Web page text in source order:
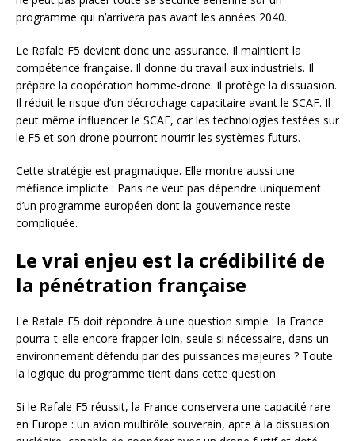
programme qui n’arrivera pas avant les années 2040.
Le Rafale F5 devient donc une assurance. Il maintient la
compétence française. Il donne du travail aux industriels. Il
prépare la coopération homme-drone. Il protège la dissuasion.
Il réduit le risque d’un décrochage capacitaire avant le SCAF. Il
peut même influencer le SCAF, car les technologies testées sur
le F5 et son drone pourront nourrir les systèmes futurs.
Cette stratégie est pragmatique. Elle montre aussi une
méfiance implicite : Paris ne veut pas dépendre uniquement
d’un programme européen dont la gouvernance reste
compliquée.
Le vrai enjeu est la crédibilité de
la pénétration française
Le Rafale F5 doit répondre à une question simple : la France
pourra-t-elle encore frapper loin, seule si nécessaire, dans un
environnement défendu par des puissances majeures ? Toute
la logique du programme tient dans cette question.
Si le Rafale F5 réussit, la France conservera une capacité rare
en Europe : un avion multirôle souverain, apte à la dissuasion